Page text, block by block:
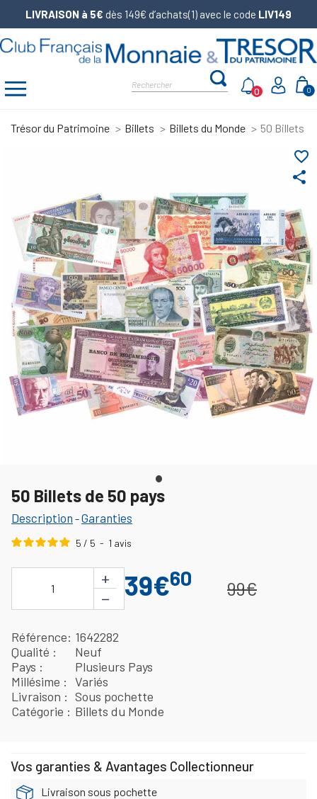
LIVRAISON à 5€ dès 149€ d’achats(1) avec le code LIV149
0
0
Trésor du Patrimoine Billets Billets du Monde 50 Billets
share
favorite_border
50 Billets de 50 pays
Description -Garanties
5 / 5 - 1 avis
1
+
−
39€60 99€
Référence 1642282
Qualité
Neuf
Pays
Plusieurs Pays
Millésime
Variés
Livraison
Sous pochette
Catégorie
Billets du Monde
Vos garanties & Avantages Collectionneur
Livraison sous pochette